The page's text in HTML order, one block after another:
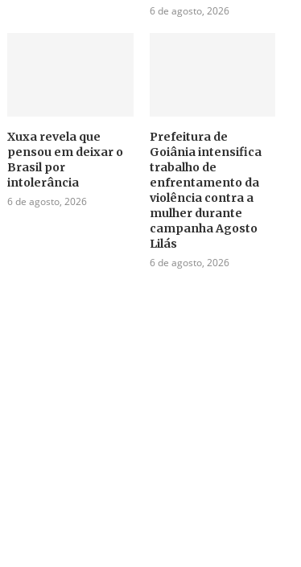
6 de agosto, 2026
Xuxa revela que
pensou em deixar o
Brasil por
intolerância
6 de agosto, 2026
Prefeitura de
Goiânia intensifica
trabalho de
enfrentamento da
violência contra a
mulher durante
campanha Agosto
Lilás
6 de agosto, 2026